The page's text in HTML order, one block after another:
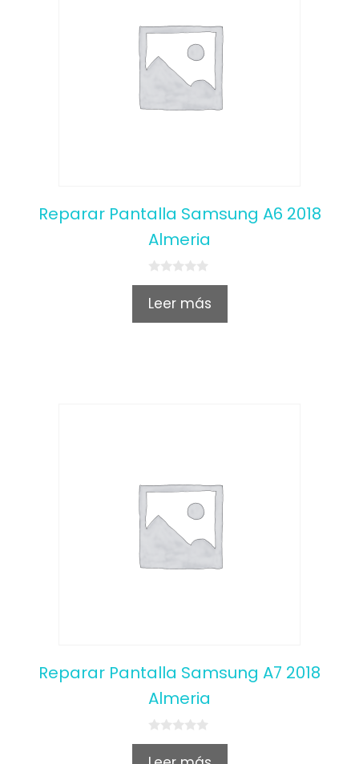
Reparar Pantalla Samsung A6 2018
Almeria
0
u
Leer más
Reparar Pantalla Samsung A7 2018
Almeria
0